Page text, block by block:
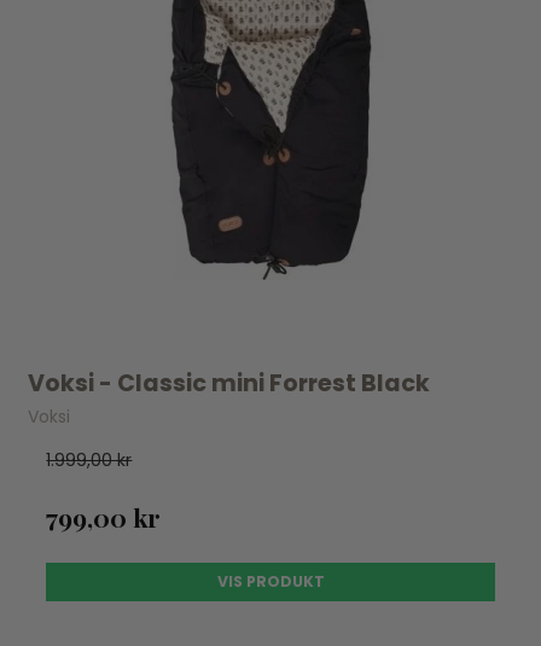
Voksi - Classic mini Forrest Black
Voksi
1.999,00 kr
799,00 kr
VIS PRODUKT